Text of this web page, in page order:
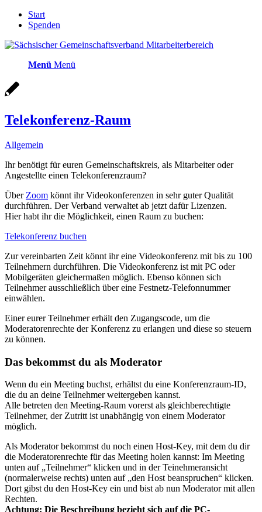
Start
Spenden
Menü Menü
Telekonferenz-Raum
Allgemein
Ihr benötigt für euren Gemeinschaftskreis, als Mitarbeiter oder
Angestellte einen Telekonferenzraum?
Über Zoom könnt ihr Videokonferenzen in sehr guter Qualität
durchführen. Der Verband verwaltet ab jetzt dafür Lizenzen.
Hier habt ihr die Möglichkeit, einen Raum zu buchen:
Telekonferenz buchen
Zur vereinbarten Zeit könnt ihr eine Videokonferenz mit bis zu 100
Teilnehmern durchführen. Die Videokonferenz ist mit PC oder
Mobilgeräten gleichermaßen möglich. Ebenso können sich
Teilnehmer ausschließlich über eine Festnetz-Telefonnummer
einwählen.
Einer eurer Teilnehmer erhält den Zugangscode, um die
Moderatorenrechte der Konferenz zu erlangen und diese so steuern
zu können.
Das bekommst du als Moderator
Wenn du ein Meeting buchst, erhältst du eine Konferenzraum-ID,
die du an deine Teilnehmer weitergeben kannst.
Alle betreten den Meeting-Raum vorerst als gleichberechtigte
Teilnehmer, der Zutritt ist unabhängig von einem Moderator
möglich.
Als Moderator bekommst du noch einen Host-Key, mit dem du dir
die Moderatorenrechte für das Meeting holen kannst: Im Meeting
unten auf „Teilnehmer“ klicken und in der Teinehmeransicht
(normalerweise rechts) unten auf „den Host beanspruchen“ klicken.
Dort gibst du den Host-Key ein und bist ab nun Moderator mit allen
Rechten.
Achtung: Die Beschreibung bezieht sich auf die PC-